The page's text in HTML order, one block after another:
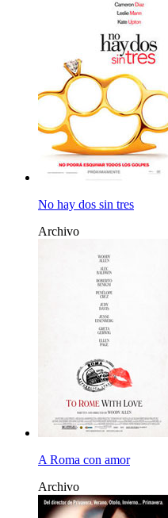
No hay dos sin tres
Archivo
A Roma con amor
Archivo